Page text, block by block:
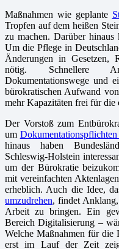
Maßnahmen wie geplante
Tropfen auf dem heißen
zu machen. Darüber hinaus
Um die Pflege in
Änderungen in Gesetzen,
nötig. Schnellere
Dokumentationswege und
bürokratischen Aufwand
mehr Kapazitäten frei für die
Der Vorstoß zum
um
hinaus haben
Schleswig-Holstein
um der Bürokratie
mit vereinfachten
erheblich. Auch die Idee,
umzudrehen, findet
Arbeit zu bringen. Ein
Bereich Digitalisierung –
Welche Maßnahmen für die
erst im Lauf der Zeit